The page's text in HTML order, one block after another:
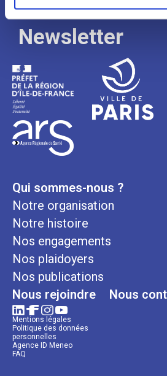
Newsletter
Qui sommes-nous ?
Notre organisation
Notre histoire
Nos engagements
Nos plaidoyers
Nos publications
Nous rejoindre Nous
Mentions légales
Politique des données
personnelles
Agence ID Meneo
FAQ